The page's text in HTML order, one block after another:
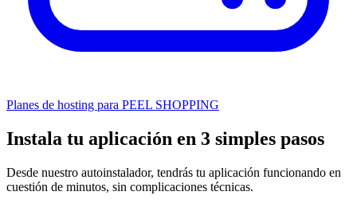
Planes de hosting para PEEL SHOPPING
Instala tu aplicación en 3 simples pasos
Desde nuestro autoinstalador, tendrás tu aplicación funcionando en
cuestión de minutos, sin complicaciones técnicas.